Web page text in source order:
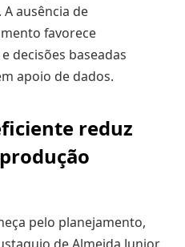
ausência de
favorece
decisões baseadas
apoio de dados.
reduz
pelo planejamento,